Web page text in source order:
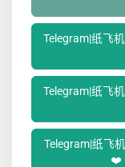
Telegram|纸飞
Telegram|纸飞
Telegram|纸飞
❤️